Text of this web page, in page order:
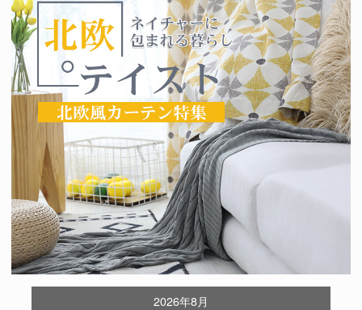
2026年8月